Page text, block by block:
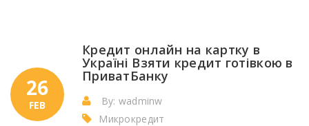
26
FEB
Кредит онлайн на картку в
Україні Взяти кредит готівкою в
ПриватБанку
By: wadminw
Микрокредит